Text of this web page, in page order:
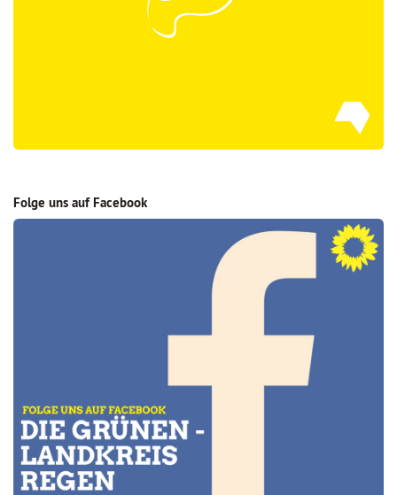
Folge uns auf Facebook